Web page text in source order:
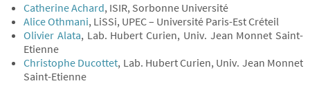
Catherine Achard, ISIR, Sorbonne Université
Alice Othmani, LiSSi, UPEC – Université Paris-Est Créteil
Olivier Alata, Lab. Hubert Curien, Univ. Jean Monnet Saint-
Etienne
Christophe Ducottet, Lab. Hubert Curien, Univ. Jean Monnet
Saint-Etienne